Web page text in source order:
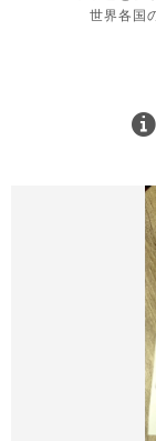
世界各国